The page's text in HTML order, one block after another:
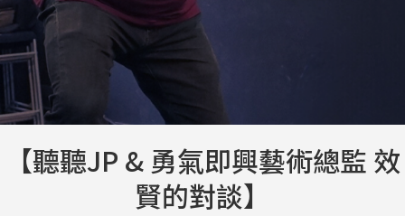
【聽聽JP & 勇氣即興藝術總監 效
賢的對談】